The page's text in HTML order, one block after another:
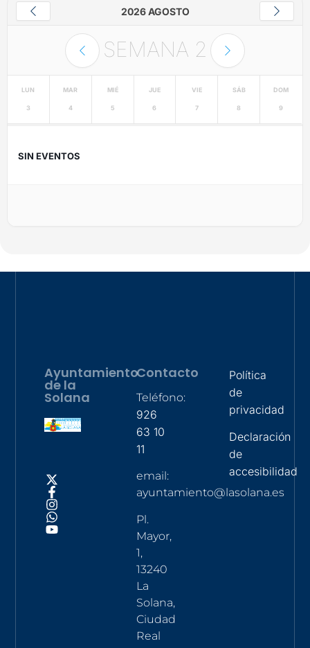
2026 AGOSTO
SEMANA 2
LUN
3
MAR
4
MIÉ
5
JUE
6
VIE
7
SÁB
8
DOM
9
SIN EVENTOS
Ayuntamiento
de la
Solana
Contacto
Teléfono:
926
63 10
11
email:
ayuntamiento@lasolana.es
Pl.
Mayor,
1,
13240
La
Solana,
Ciudad
Real
Política
de
privacidad
Declaración
de
accesibilidad